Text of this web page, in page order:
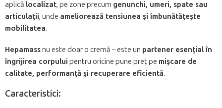
aplică localizat, pe zone precum genunchi, umeri, spate sau
articulații, unde ameliorează tensiunea și îmbunătățește
mobilitatea.
Hepamassnu este doar o cremă – este un partener esențial în
îngrijirea corpului pentru oricine pune preț pe mișcare de
calitate, performanță și recuperare eficientă.
Caracteristici: